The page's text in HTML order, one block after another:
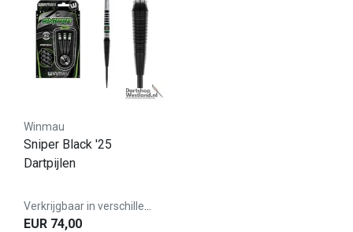
Winmau
Sniper Black '25
Dartpijlen
EUR 74,00